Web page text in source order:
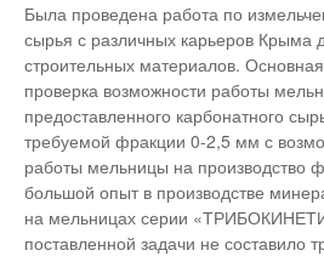
Была проведена работа по
сырья с различных карьеров Крыма
строительных материалов.
проверка возможности работы
предоставленного карбонатного
требуемой фракции 0-2,5 мм с
работы мельницы на производство
большой опыт в производстве
на мельницах серии
поставленной задачи не составило